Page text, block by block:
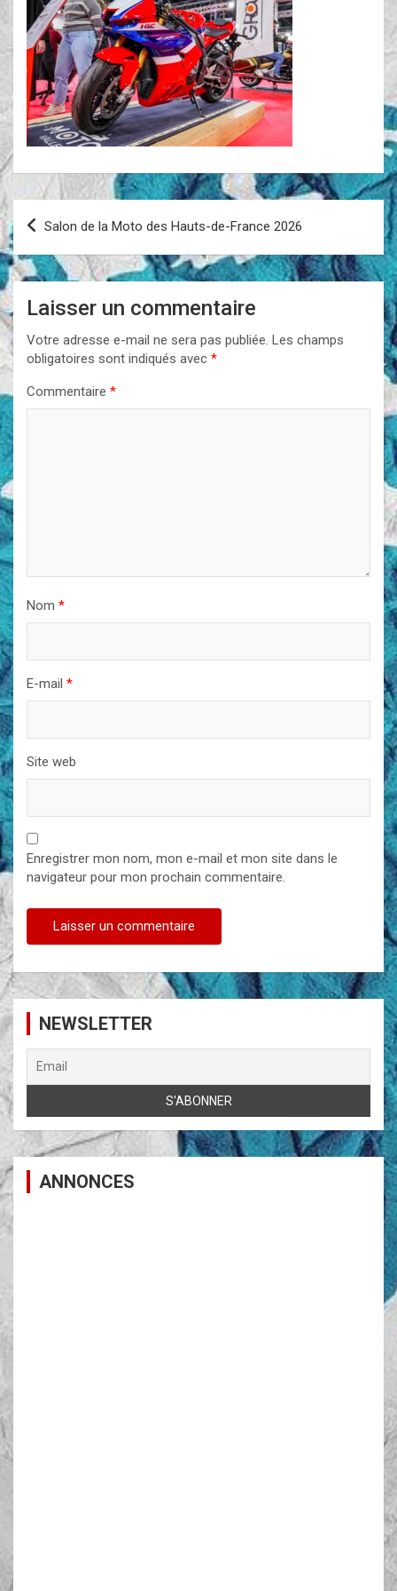
Navigation
de
l’article
Salon de la Moto des Hauts-de-France 2026
Laisser un commentaire
Votre adresse e-mail ne sera pas publiée. Les champs
obligatoires sont indiqués avec *
Commentaire *
Nom *
E-mail *
Site web
Enregistrer mon nom, mon e-mail et mon site dans le
navigateur pour mon prochain commentaire.
NEWSLETTER
ANNONCES